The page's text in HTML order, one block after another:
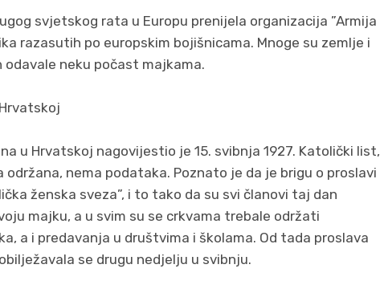
svjetskog rata u Europu prenijela organizacija ”Armija
razasutih po europskim bojišnicama. Mnoge su zemlje i
neku počast majkama.
u Hrvatskoj nagovijestio je 15. svibnja 1927. Katolički list,
održana, nema podataka. Poznato je da je brigu o proslavi
ženska sveza”, i to tako da su svi članovi taj dan
majku, a u svim su se crkvama trebale održati
a i predavanja u društvima i školama. Od tada proslava
se drugu nedjelju u svibnju.